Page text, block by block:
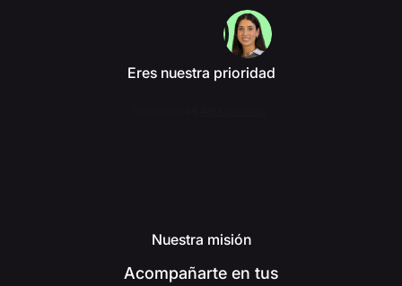
Eres nuestra prioridad
Nuestra misión
Acompañarte en tus